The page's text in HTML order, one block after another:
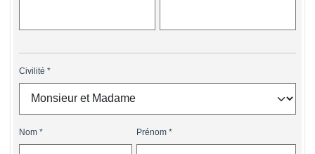
Civilité
Nom Prénom